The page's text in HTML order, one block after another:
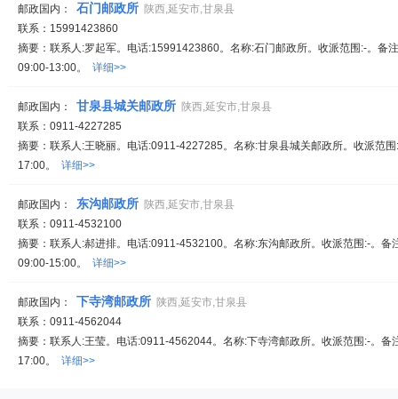
邮政国内： 石门邮政所 陕西,延安市,甘泉县
联系：15991423860
摘要：联系人:罗起军。电话:15991423860。名称:石门邮政所。收派范围:-。备
09:00-13:00。 详细>>
邮政国内： 甘泉县城关邮政所 陕西,延安市,甘泉县
联系：0911-4227285
摘要：联系人:王晓丽。电话:0911-4227285。名称:甘泉县城关邮政所。收派范
17:00。 详细>>
邮政国内： 东沟邮政所 陕西,延安市,甘泉县
联系：0911-4532100
摘要：联系人:郝进排。电话:0911-4532100。名称:东沟邮政所。收派范围:-。备
09:00-15:00。 详细>>
邮政国内： 下寺湾邮政所 陕西,延安市,甘泉县
联系：0911-4562044
摘要：联系人:王莹。电话:0911-4562044。名称:下寺湾邮政所。收派范围:-。备
17:00。 详细>>